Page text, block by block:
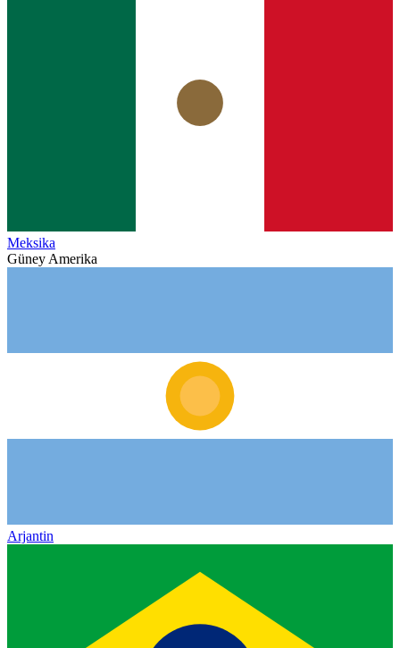
Meksika
Güney Amerika
Arjantin